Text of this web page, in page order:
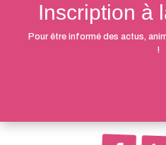
Inscription à
Pour être informé des actus,
!